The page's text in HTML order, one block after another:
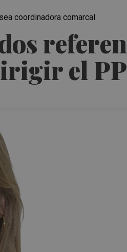
el
coordinadora comarcal